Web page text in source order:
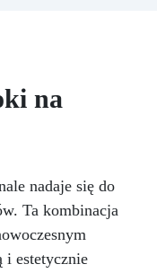
• płytki •
• podkłady •
według
i przejezdna
odpornym na
– cały cykl
na
nadaje się do
Ta kombinacja
i estetycznie